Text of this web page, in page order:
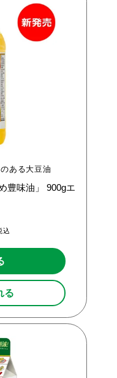
ある大豆油
豊味油」 900gエ
込
る